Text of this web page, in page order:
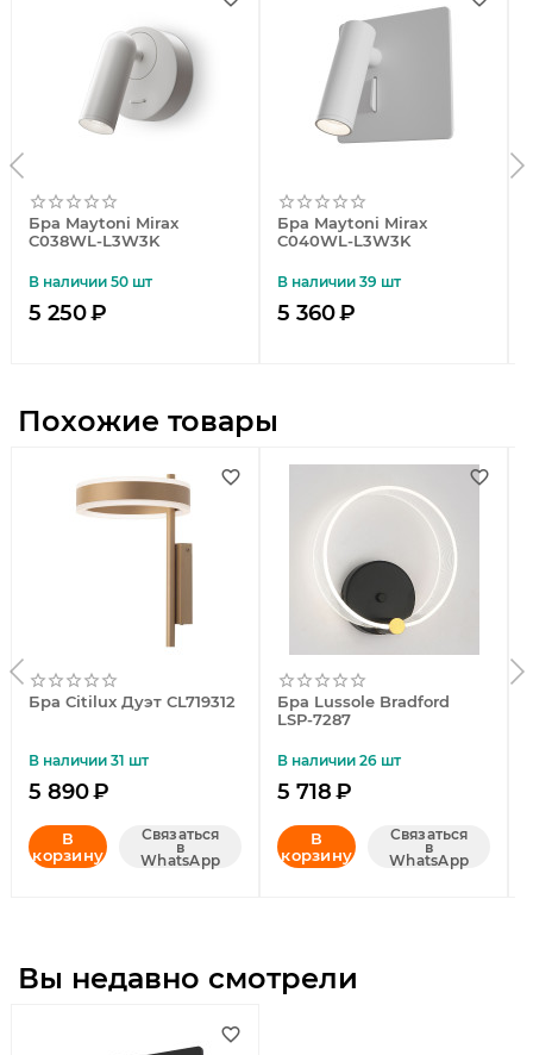
Бра Maytoni Mirax
C038WL-L3W3K
В наличии 50 шт
5 250₽
Бра Maytoni Mirax
C040WL-L3W3K
В наличии 39 шт
5 360₽
Похожие товары
Бра Citilux Дуэт CL719312
В наличии 31 шт
5 890₽
В
корзину
Связаться
в
WhatsApp
Бра Lussole Bradford
LSP-7287
В наличии 26 шт
5 718₽
В
корзину
Связаться
в
WhatsApp
Вы недавно смотрели